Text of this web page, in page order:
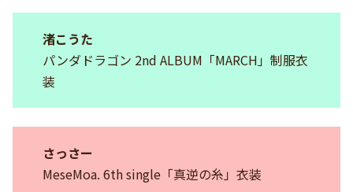
渚こうた
パンダドラゴン 2nd ALBUM「MARCH」制服衣
装
さっさー
MeseMoa. 6th single「真逆の糸」衣装